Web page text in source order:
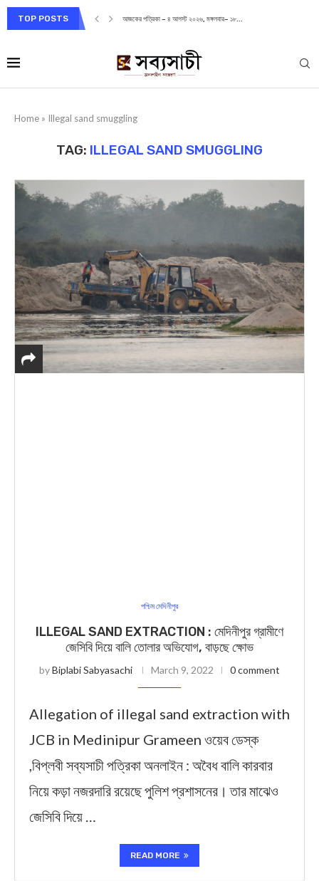
TOP POSTS আজকের পত্রিকা – ৪ আগস্ট ২০২৬, মঙ্গলবার– ১৮...
Home » Illegal sand smuggling
TAG: ILLEGAL SAND SMUGGLING
পশ্চিম মেদিনীপুর
ILLEGAL SAND EXTRACTION : মেদিনীপুর গ্রামীণে
জেসিবি দিয়ে বালি তোলার অভিযোগ, বাড়ছে ক্ষোভ
byBiplabi Sabyasachi March 9, 2022 0 comment
Allegation of illegal sand extraction with
JCB in Medinipur Grameen ওয়েব ডেস্ক
,বিপ্লবী সব্যসাচী পত্রিকা অনলাইন : অবৈধ বালি কারবার
নিয়ে কড়া নজরদারি রয়েছে পুলিশ প্রশাসনের। তার মাঝেও
জেসিবি দিয়ে …
READ MORE